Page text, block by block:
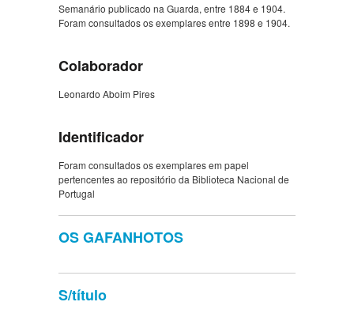
Semanário publicado na Guarda, entre 1884 e 1904.
Foram consultados os exemplares entre 1898 e 1904.
Colaborador
Leonardo Aboim Pires
Identificador
Foram consultados os exemplares em papel
pertencentes ao repositório da Biblioteca Nacional de
Portugal
OS GAFANHOTOS
S/título